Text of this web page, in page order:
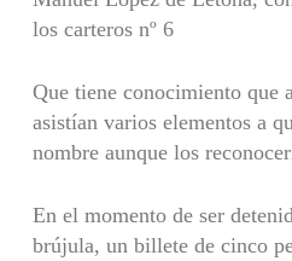
los carteros nº 6
Que tiene conocimiento que
asistían varios elementos a
nombre aunque los
En el momento de ser
brújula, un billete de cinco